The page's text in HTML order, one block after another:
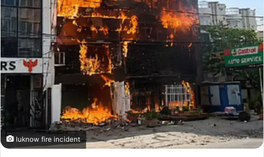
luknow fire incident